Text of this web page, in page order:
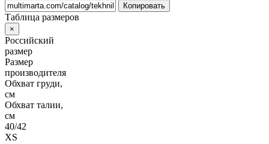
Копировать
Таблица размеров
×
Российский
размер
Размер
производителя
Обхват груди,
см
Обхват талии,
см
40/42
XS